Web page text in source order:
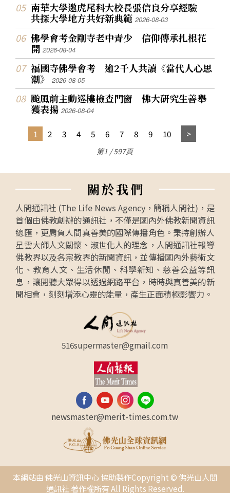
南華大學邀虎尾科大校長張信良分享經驗
共探大學地方共好新典範2026-08-03
佛學會考金剛寺老中青少 信仰傳承扎根花
開2026-08-04
福國寺佛學會考 逾2千人共讀《當代人心思
潮》2026-08-05
颱風前主動巡樓檢查門窗 佛大研究生善舉
獲表揚2026-08-04
1 2 3 4 5 6 7 8 9 10
第1 / 597頁
關於我們
人間通訊社 (The Life News Agency，簡稱人間社)，是
首個由佛教創辦的通訊社，不僅是國內外佛教新聞資訊
總匯，更肩負人間真善美的國際傳播角色。秉持創辦人
星雲大師人文關懷、淑世化人的理念，人間通訊社報導
佛教界以及各宗教界的新聞資訊，並傳播國內外藝術文
化、教育人文、生活休閒、科學新知、慈善公益等訊
息，讓閱聽大眾得以透過網路平台，時時與真善美的新
聞相會，刻刻增添心靈的能量，產生正面積極影響力。
516supermaster@gmail.com
newsmaster@merit-times.com.tw
本網站由 佛光山資訊中心 協助製作Copyright © 佛光山人間
通訊社 著作權所有 All Rights Reserved.